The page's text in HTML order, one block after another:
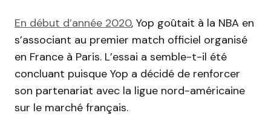
En début d’année 2020, Yop goûtait à la NBA en
s’associant au premier match officiel organisé
en France à Paris. L’essai a semble-t-il été
concluant puisque Yop a décidé de renforcer
son partenariat avec la ligue nord-américaine
sur le marché français.